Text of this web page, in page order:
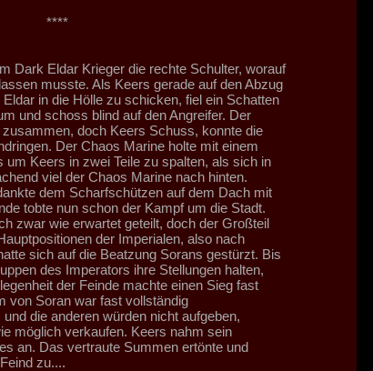
****
Dark Eldar Krieger die rechte Schulter, worauf
musste. Als Keers gerade auf den Abzug
in die Hölle zu schicken, fiel ein Schatten
und schoss blind auf den Angreifer. Der
doch Keers Schuss, konnte die
Der Chaos Marine holte mit einem
Keers in zwei Teile zu spalten, als sich in
viel der Chaos Marine nach hinten.
dem Scharfschützen auf dem Dach mit
tobte nun schon der Kampf um die Stadt.
zwar wie erwartet geteilt, doch der Großteil
der Imperialen, also nach
sich auf die Beatzung Sorans gestürzt. Bis
des Imperators ihre Stellungen halten,
der Feinde machte einen Sieg fast
von Soran war fast vollständig
die anderen würden nicht aufgeben,
möglich verkaufen. Keers nahm sein
an. Das vertraute Summen ertönte und
zu....